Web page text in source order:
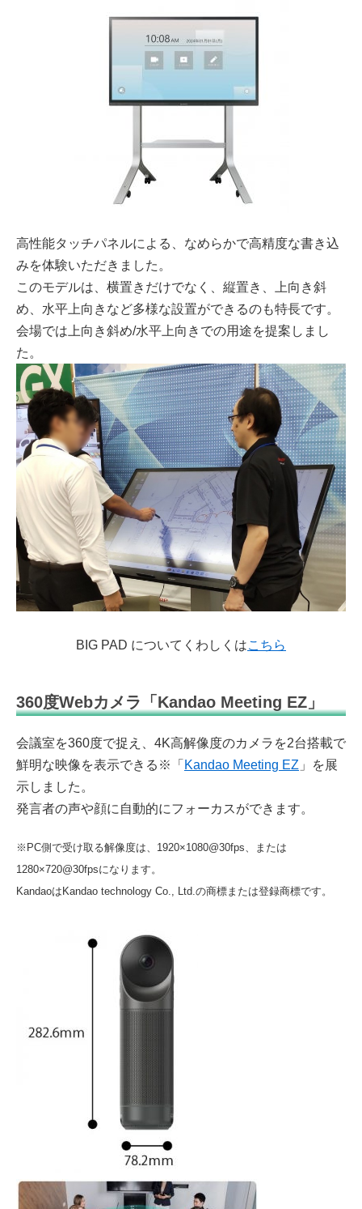
高性能タッチパネルによる、なめらかで高精度な書き込
みを体験いただきました。
このモデルは、横置きだけでなく、縦置き、上向き斜
め、水平上向きなど多様な設置ができるのも特長です。
会場では上向き斜め/水平上向きでの用途を提案しまし
た。
BIG PAD についてくわしくはこちら
360度Webカメラ「Kandao Meeting EZ」
会議室を360度で捉え、4K高解像度のカメラを2台搭載で
鮮明な映像を表示できる※「 Kandao Meeting EZ 」を展
示しました。
発言者の声や顔に自動的にフォーカスができます。
※ PC側で受け取る解像度は、 1920×1080@30fps 、または
1280×720@30fpsになります。
KandaoはKandao technology Co., Ltd.の商標または登録商標です。